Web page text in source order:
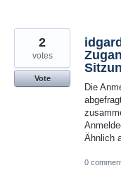
Die
Ähnlich
2
votes
Vote
0